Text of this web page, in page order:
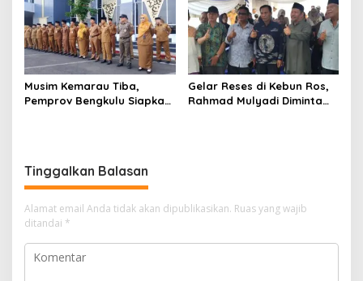
Musim Kemarau Tiba,
Pemprov Bengkulu Siapkan
Gelar Reses di Kebun Ros,
Rahmad Mulyadi Diminta
Tinggalkan Balasan
Alamat email Anda tidak akan dipublikasikan. Ruas yang wajib
ditandai *